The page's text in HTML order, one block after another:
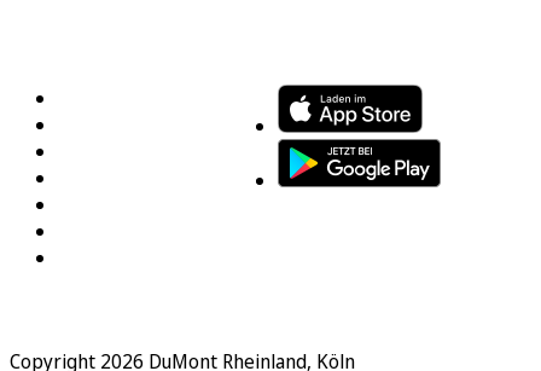
Copyright 2026 DuMont Rheinland, Köln